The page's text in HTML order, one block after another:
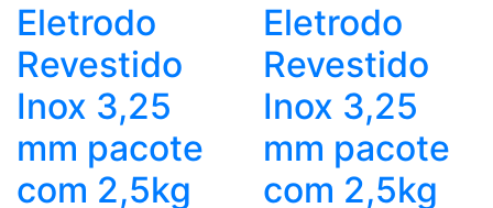
Eletrodo
Revestido
Inox 3,25
mm pacote
com 2,5kg
Eletrodo
Revestido
Inox 3,25
mm pacote
com 2,5kg